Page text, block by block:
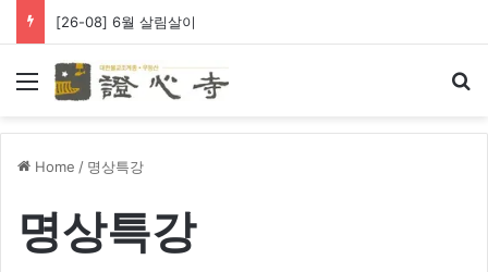
[26-08] 6월 살림살이
Menu
Home / 명상특강
명상특강